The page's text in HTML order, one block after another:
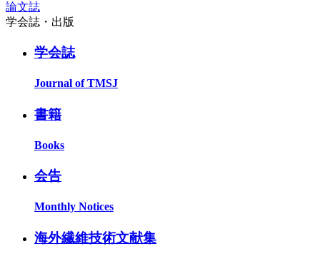
論文誌
学会誌・出版
学会誌
Journal of TMSJ
書籍
Books
会告
Monthly Notices
海外繊維技術文献集